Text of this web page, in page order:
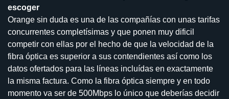
escoger
Orange sin duda es una de las compañías con unas tarifas
concurrentes completísimas y que ponen muy dificil
competir con ellas por el hecho de que la velocidad de la
fibra óptica es superior a sus contendientes así como los
datos ofertados para las líneas incluídas en exactamente
la misma factura. Como la fibra óptica siempre y en todo
momento va ser de 500Mbps lo único que deberías decidir